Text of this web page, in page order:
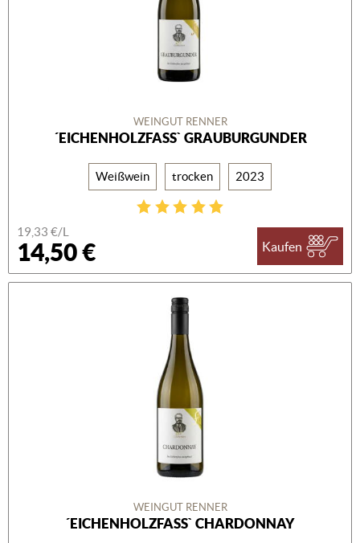
WEINGUT RENNER
´EICHENHOLZFASS` GRAUBURGUNDER
Weißwein trocken 2023
19,33 €/L
14,50 € Kaufen
WEINGUT RENNER
´EICHENHOLZFASS` CHARDONNAY